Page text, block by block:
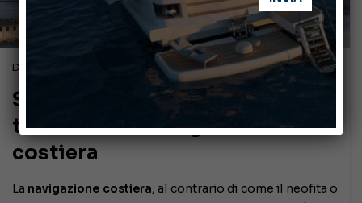
Dicembre 21, 2023
Sistemi di separazione del
traffico nella navigazione
costiera
La navigazione costiera, al contrario di come il neofita o